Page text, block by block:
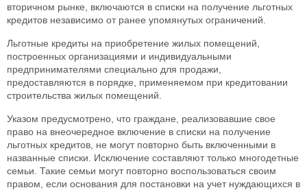
вторичном рынке, включаются в списки на получение льготных
кредитов независимо от ранее упомянутых ограничений.
Льготные кредиты на приобретение жилых помещений,
построенных организациями и индивидуальными
предпринимателями специально для продажи,
предоставляются в порядке, применяемом при кредитовании
строительства жилых помещений.
Указом предусмотрено, что граждане, реализовавшие свое
право на внеочередное включение в списки на получение
льготных кредитов, не могут повторно быть включенными в
названные списки. Исключение составляют только многодетные
семьи. Такие семьи могут повторно воспользоваться своим
правом, если основания для постановки на учет нуждающихся в